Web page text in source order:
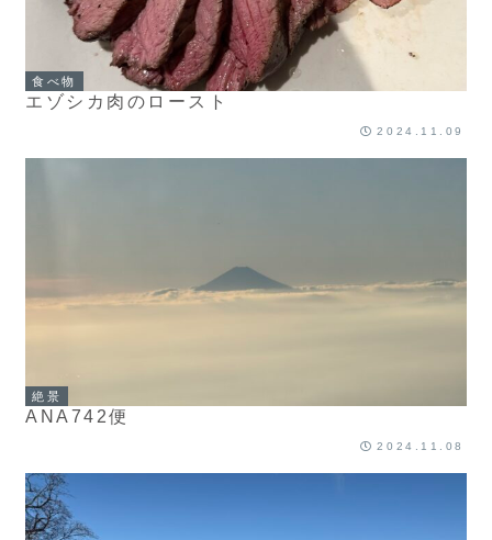
食べ物
エゾシカ肉のロースト
2024.11.09
絶景
ANA742便
2024.11.08